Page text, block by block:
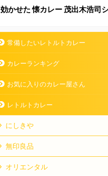
効かせた 懐カレー 茂出木浩司
常備したいレトルトカレー
カレーランキング
お気に入りのカレー屋さん
レトルトカレー
にしきや
無印良品
オリエンタル